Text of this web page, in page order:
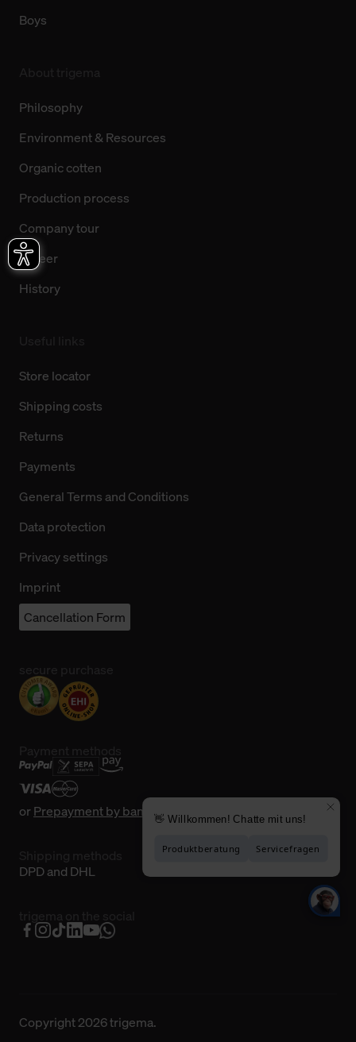
Boys
Philosophy
Environment & Resources
Organic cotten
Production process
Company tour
Career
History
Store locator
Shipping costs
Returns
Payments
General Terms and Conditions
Data protection
Privacy settings
Imprint
Cancellation Form
orPrepayment by bank transfer
DPD and DHL
Copyright 2026 trigema.